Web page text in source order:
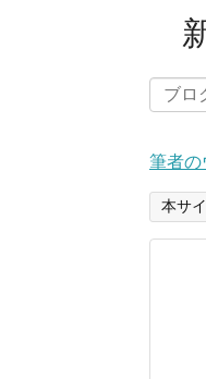
筆者の
本サ